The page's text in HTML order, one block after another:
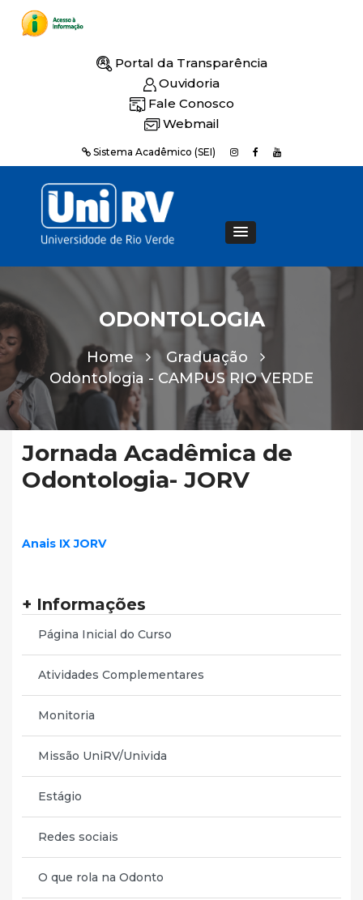
Portal da Transparência
Ouvidoria
Fale Conosco
Webmail
Sistema Acadêmico (SEI)
ODONTOLOGIA
Home
Graduação
Odontologia - CAMPUS RIO VERDE
Jornada Acadêmica de
Odontologia- JORV
Anais IX JORV
+ Informações
Página Inicial do Curso
Atividades Complementares
Monitoria
Missão UniRV/Univida
Estágio
Redes sociais
O que rola na Odonto